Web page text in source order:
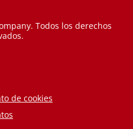
Todos los derechos
de cookies